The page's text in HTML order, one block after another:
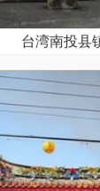
台湾南投县